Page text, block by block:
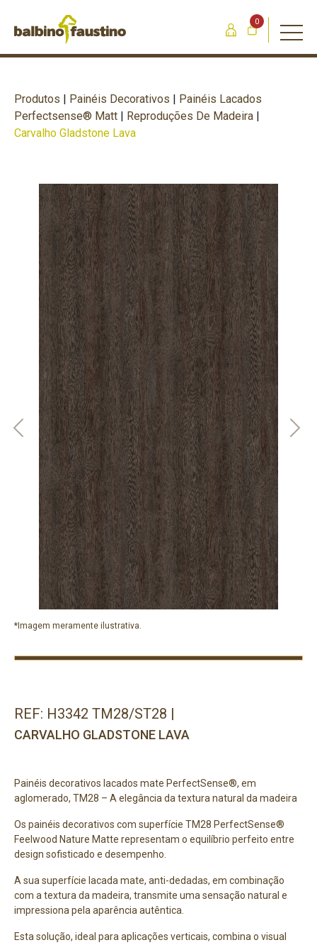
0
Produtos | Painéis Decorativos | Painéis Lacados
Perfectsense® Matt | Reproduções De Madeira |
Carvalho Gladstone Lava
REF: H3342 TM28/ST28 |
CARVALHO GLADSTONE LAVA
Painéis decorativos lacados mate PerfectSense®, em
aglomerado, TM28 – A elegância da textura natural da madeira
Os painéis decorativos com superfície TM28 PerfectSense®
Feelwood Nature Matte representam o equilíbrio perfeito entre
design sofisticado e desempenho.
A sua superfície lacada mate, anti-dedadas, em combinação
com a textura da madeira, transmite uma sensação natural e
impressiona pela aparência autêntica.
Esta solução, ideal para aplicações verticais, combina o visual
Previous Next
*Imagem meramente ilustrativa.